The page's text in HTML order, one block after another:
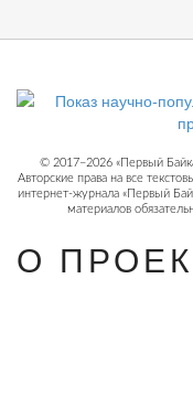
© 2017−2026 «Первый
Авторские права на все
интернет-журнала «Первый
материалов
О